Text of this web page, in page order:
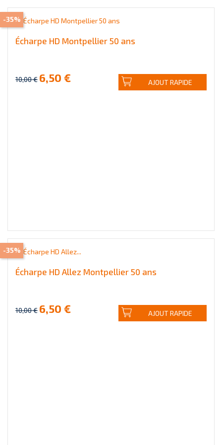
Écharpe HD Montpellier 50 ans
10,00 € 6,50 € AJOUT RAPIDE
-35%
Écharpe HD Allez Montpellier 50 ans
10,00 € 6,50 € AJOUT RAPIDE
-35%